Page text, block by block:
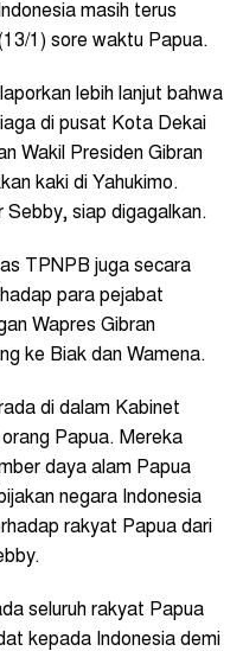
masih terus
1) sore waktu Papua.
lebih lanjut bahwa
di pusat Kota Dekai
Wakil Presiden Gibran
kaki di Yahukimo.
Sebby, siap digagalkan.
TPNPB juga secara
para pejabat
Wapres Gibran
ke Biak dan Wamena.
di dalam Kabinet
Papua. Mereka
daya alam Papua
negara Indonesia
rakyat Papua dari
seluruh rakyat Papua
kepada Indonesia demi